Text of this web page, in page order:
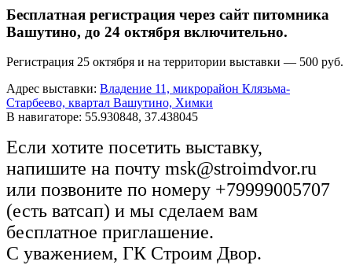
Бесплатная регистрация через сайт питомника
Вашутино, до 24 октября включительно.
Регистрация 25 октября и на территории выставки — 500 руб.
Адрес выставки: Владение 11, микрорайон Клязьма-
Старбеево, квартал Вашутино, Химки
В навигаторе: 55.930848, 37.438045
Если хотите посетить выставку,
напишите на почту msk@stroimdvor.ru
или позвоните по номеру +79999005707
(есть ватсап) и мы сделаем вам
бесплатное приглашение.
С уважением, ГК Строим Двор.